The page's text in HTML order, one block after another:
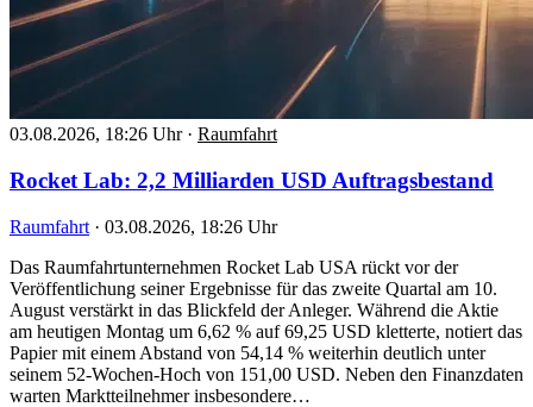
03.08.2026, 18:26 Uhr · Raumfahrt
Rocket Lab: 2,2 Milliarden USD Auftragsbestand
Raumfahrt · 03.08.2026, 18:26 Uhr
Das Raumfahrtunternehmen Rocket Lab USA rückt vor der
Veröffentlichung seiner Ergebnisse für das zweite Quartal am 10.
August verstärkt in das Blickfeld der Anleger. Während die Aktie
am heutigen Montag um 6,62 % auf 69,25 USD kletterte, notiert das
Papier mit einem Abstand von 54,14 % weiterhin deutlich unter
seinem 52-Wochen-Hoch von 151,00 USD. Neben den Finanzdaten
warten Marktteilnehmer insbesondere…